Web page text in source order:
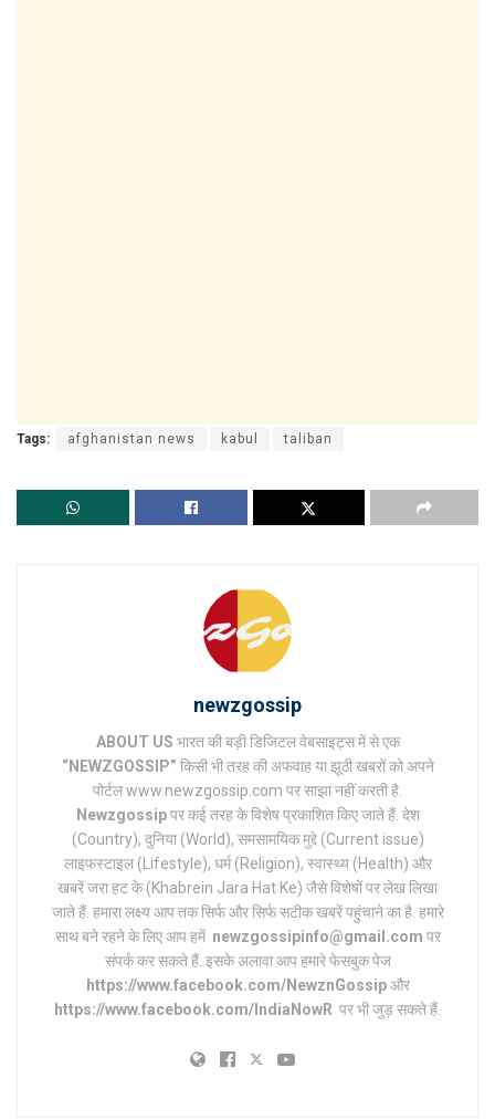
Tags: afghanistan news kabul taliban
newzgossip
ABOUT US भारत की बड़ी डिजिटल वेबसाइट्स में से एक
“NEWZGOSSIP” किसी भी तरह की अफवाह या झूठी खबरों को अपने
पोर्टल www.newzgossip.com पर साझा नहीं करती है.
Newzgossipपर कई तरह के विशेष प्रकाशित किए जाते हैं. देश
(Country), दुनिया (World), समसामयिक मुद्दे (Current issue)
लाइफस्टाइल (Lifestyle), धर्म (Religion), स्वास्थ्य (Health) और
खबरें जरा हट के (Khabrein Jara Hat Ke) जैसे विशेषों पर लेख लिखा
जाते हैं. हमारा लक्ष्य आप तक सिर्फ और सिर्फ सटीक खबरें पहुंचाने का है. हमारे
साथ बने रहने के लिए आप हमें newzgossipinfo@gmail.com पर
संपर्क कर सकते हैं. इसके अलावा आप हमारे फेसबुक पेज
https://www.facebook.com/NewznGossipऔर
https://www.facebook.com/IndiaNowR पर भी जुड़ सकते हैं.